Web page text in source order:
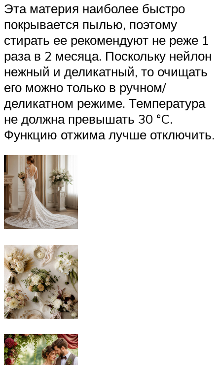
Эта материя наиболее быстро
покрывается пылью, поэтому
стирать ее рекомендуют не реже 1
раза в 2 месяца. Поскольку нейлон
нежный и деликатный, то очищать
его можно только в ручном/
деликатном режиме. Температура
не должна превышать 30 °C.
Функцию отжима лучше отключить.